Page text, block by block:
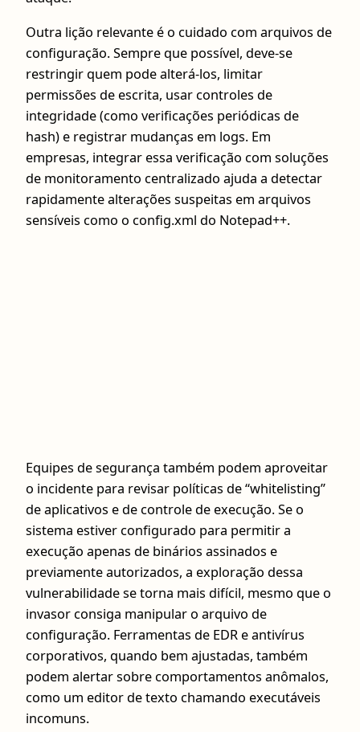
Outra lição relevante é o cuidado com arquivos de
configuração. Sempre que possível, deve-se
restringir quem pode alterá-los, limitar
permissões de escrita, usar controles de
integridade (como verificações periódicas de
hash) e registrar mudanças em logs. Em
empresas, integrar essa verificação com soluções
de monitoramento centralizado ajuda a detectar
rapidamente alterações suspeitas em arquivos
sensíveis como o config.xml do Notepad++.
Equipes de segurança também podem aproveitar
o incidente para revisar políticas de “whitelisting”
de aplicativos e de controle de execução. Se o
sistema estiver configurado para permitir a
execução apenas de binários assinados e
previamente autorizados, a exploração dessa
vulnerabilidade se torna mais difícil, mesmo que o
invasor consiga manipular o arquivo de
configuração. Ferramentas de EDR e antivírus
corporativos, quando bem ajustadas, também
podem alertar sobre comportamentos anômalos,
como um editor de texto chamando executáveis
incomuns.